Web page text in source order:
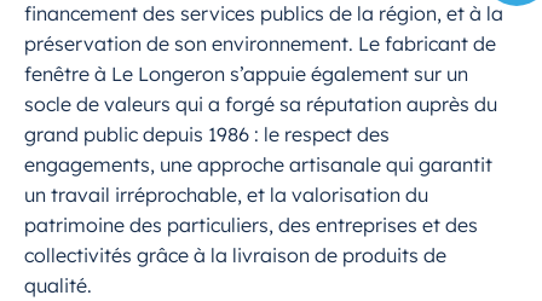
financement des services publics de la région, et à la
préservation de son environnement. Le fabricant de
fenêtre à Le Longeron s’appuie également sur un
socle de valeurs qui a forgé sa réputation auprès du
grand public depuis 1986 : le respect des
engagements, une approche artisanale qui garantit
un travail irréprochable, et la valorisation du
patrimoine des particuliers, des entreprises et des
collectivités grâce à la livraison de produits de
qualité.